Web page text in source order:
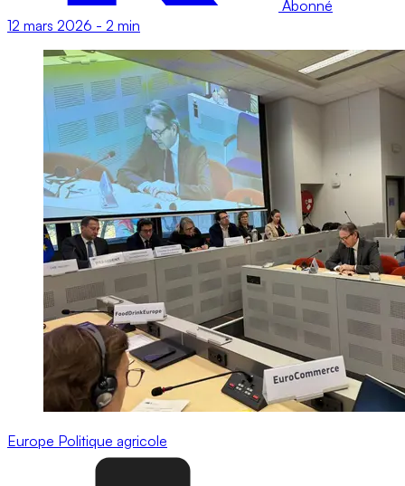
Abonné
12 mars 2026 - 2 min
Europe Politique agricole